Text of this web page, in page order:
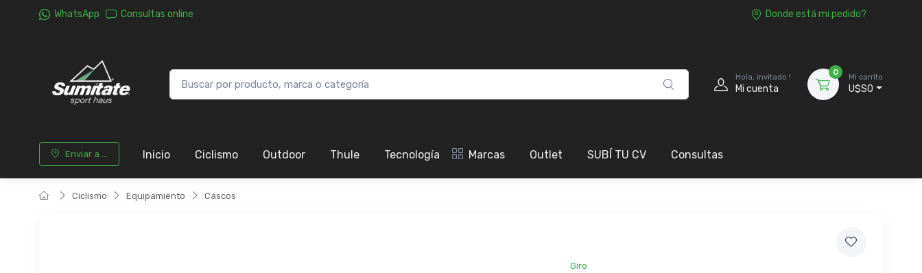
WhatsApp Consultas online Donde está mi pedido?
Hola, invitado !
Mi cuenta
0
Mi carrito
U$S0
Enviar a ... Inicio Ciclismo Outdoor Thule Tecnología Marcas Outlet SUBÍ TU CV Consultas
Ciclismo Equipamiento Cascos
Giro